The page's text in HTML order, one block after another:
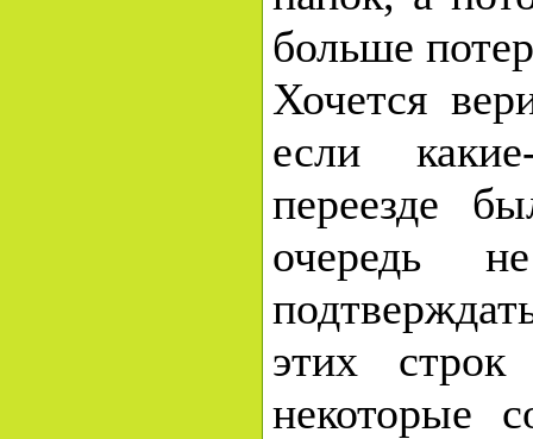
больше
Хочется
если
переезде
очередь
этих
некоторые